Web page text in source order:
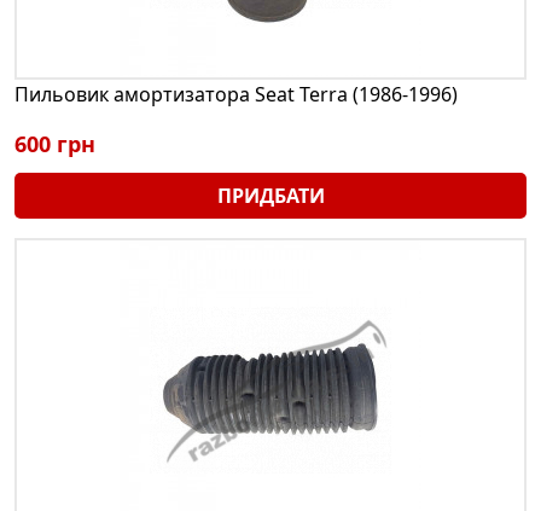
Пильовик амортизатора Seat Terra (1986-1996)
600 грн
ПРИДБАТИ